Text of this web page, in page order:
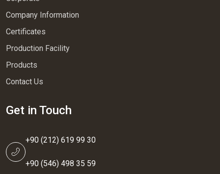
Company Information
Certificates
Production Facility
Products
Contact Us
Get in Touch
+90 (212) 619 99 30
+90 (546) 498 35 59